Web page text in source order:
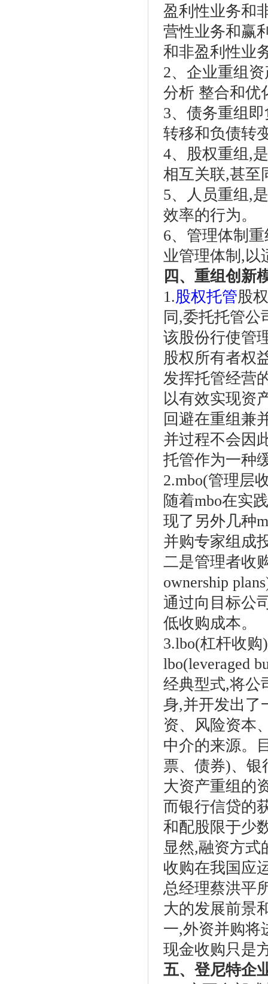
盈利性业务和
营性业务和赢
和非盈利性业
2、企业重组
分析 整合和优
3、债务重组
转移和负债转
4、股权重组,
相互关联,甚至
5、人员重组,
效率的行为。
6、管理体制
业管理体制,以
四、重组创新
1.股权托管股
同,委托托管
该股份行使管
股权所有者权
发挥托管经营
以有效实现资
回避在重组兼
并过程不会因
托管作为一种
2.mbo(管理层
随着mbo在实
现了另外几种
并购专家组成
二是管理者收
ownership
通过向目标公
低收购成本。
3.lbo(杠杆收购)
lbo(leveraged
经典型式,将公
身,并开发出了
资、风险资本
中介的来源。
票、债券)、银
大资产重组的
而银行信贷的
和配股限于少
显然,融资方式
收购在我国应
总经理蔡洪平
大的发展前景
一,外资并购将
现金收购只是
五、登尼特企